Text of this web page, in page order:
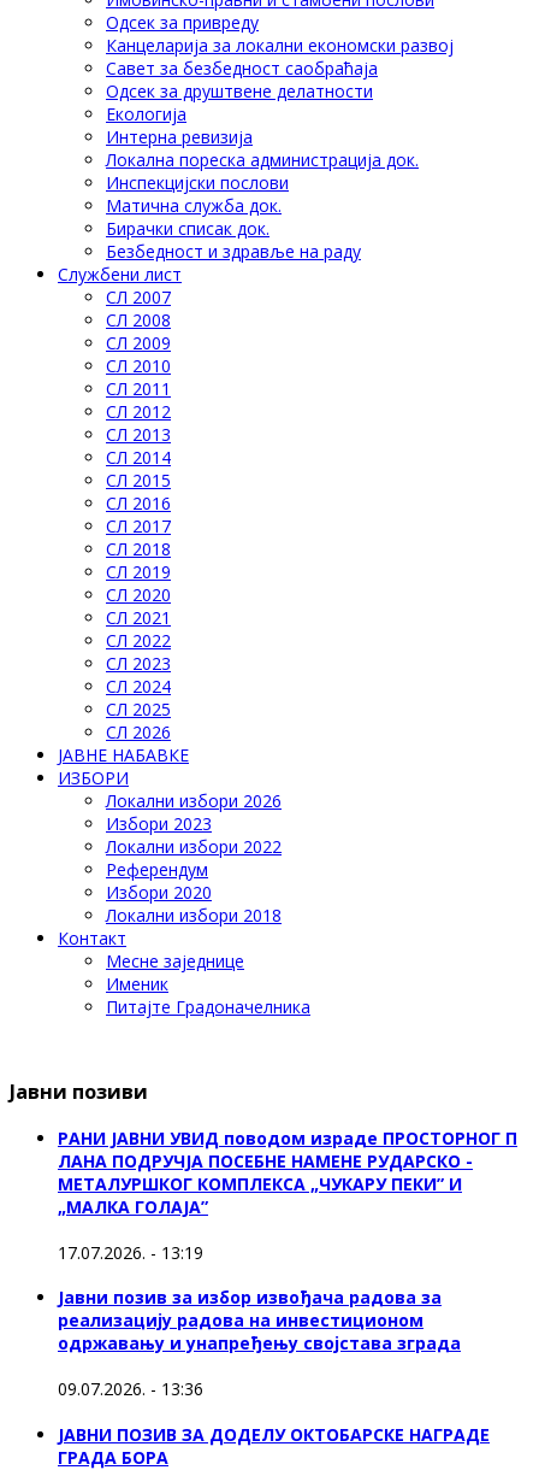
Одсек за привреду
Канцеларија за локални економски развој
Савет за безбедност саобраћаја
Одсек за друштвене делатности
Eкологија
Интерна ревизија
Локална пореска администрација док.
Инспекцијски послови
Матична служба док.
Бирачки списак док.
Безбедност и здравље на раду
Службени лист
СЛ 2007
СЛ 2008
СЛ 2009
СЛ 2010
СЛ 2011
СЛ 2012
СЛ 2013
СЛ 2014
СЛ 2015
СЛ 2016
СЛ 2017
СЛ 2018
СЛ 2019
СЛ 2020
СЛ 2021
СЛ 2022
СЛ 2023
СЛ 2024
СЛ 2025
СЛ 2026
ЈАВНЕ НАБАВКЕ
ИЗБОРИ
Локални избори 2026
Избори 2023
Локални избори 2022
Референдум
Избори 2020
Локални избори 2018
Контакт
Месне заједнице
Именик
Питајте Градоначелника
Јавни позиви
РАНИ ЈАВНИ УВИД поводом израде ПРОСТОРНОГ П
ЛАНА ПОДРУЧЈА ПОСЕБНЕ НАМЕНЕ РУДАРСКО -
МЕТАЛУРШКОГ КОМПЛЕКСА „ЧУКАРУ ПЕКИ” И
„МАЛКА ГОЛАЈА”
17.07.2026. - 13:19
Јавни позив за избор извођача радова за
реализацију радова на инвестиционом
одржавању и унапређењу својстава зграда
09.07.2026. - 13:36
ЈАВНИ ПОЗИВ ЗА ДОДЕЛУ ОКТOБАРСКЕ НАГРАДЕ
ГРАДА БОРА